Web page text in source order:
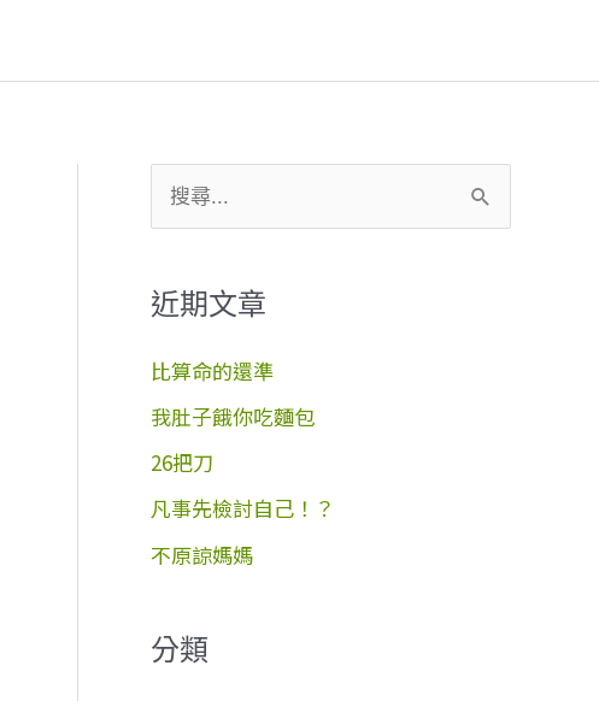
尋
鍵
字
:
近期文章
比算命的還準
我肚子餓你吃麵包
26把刀
凡事先檢討自己！？
不原諒媽媽
分類